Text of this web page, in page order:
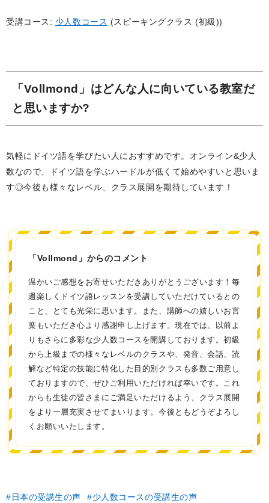
受講コース: 少人数コース (スピーキングクラス (初級))
「Vollmond」はどんな人に向いている教室だ
と思いますか?
気軽にドイツ語を学びたい人におすすめです。オンライン&少人
数なので、ドイツ語を学ぶハードルが低くて始めやすいと思いま
す◎今後も様々なレベル、クラス展開を期待しています！
「Vollmond」からのコメント
温かいご感想をお寄せいただきありがとうございます！毎
週楽しくドイツ語レッスンを受講していただけているとの
こと、とても光栄に思います。また、講師への嬉しいお言
葉もいただき心より感謝申し上げます。現在では、以前よ
りもさらに多彩な少人数コースを開講しております。初級
から上級までの様々なレベルのクラスや、発音、会話、読
解など特定の技能に特化した目的別クラスも多数ご用意し
ておりますので、ぜひご利用いただければ幸いです。これ
からも生徒の皆さまにご満足いただけるよう、クラス展開
をより一層充実させてまいります。今後ともどうぞよろし
くお願いいたします。
日本の受講生の声 少人数コースの受講生の声